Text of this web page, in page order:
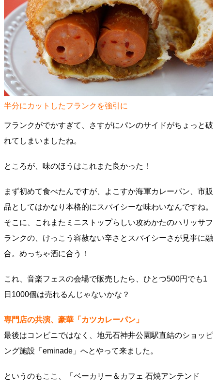
半分にカットしたフランクを強引に
フランクがでかすぎて、さすがにパンのサイドがちょっと破
れてしまいましたね。
ところが、味のほうはこれまた良かった！
まず初めて食べたんですが、よこすか海軍カレーパン、市販
品としてはかなり本格的にスパイシーな味わいなんですね。
そこに、これまたミニストップらしい攻めかたのハリッサフ
ランクの、けっこう容赦ない辛さとスパイシーさが見事に融
合。めっちゃ酒に合う！
これ、音楽フェスの会場で販売したら、ひとつ500円でも1
日1000個は売れるんじゃないかな？
専門店の共演、豪華「カツカレーパン」
最後はコンビニではなく、地元石神井公園駅直結のショッピ
ング施設「eminade」へとやって来ました。
というのもここ、「ベーカリー＆カフェ 石焼アンテンド